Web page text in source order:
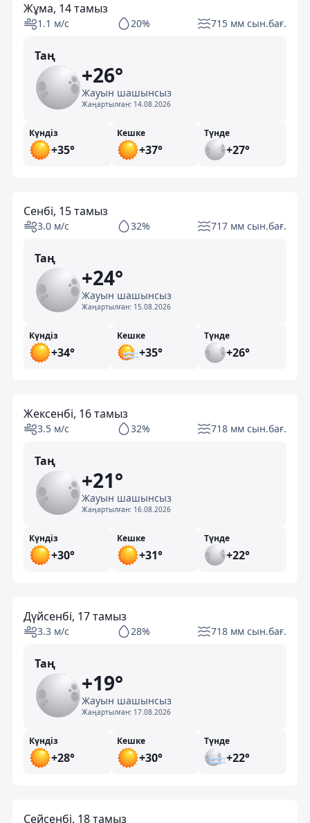
Жұма, 14 тамыз
1.1 м/с 20% 715 мм сын.бағ.
Таң
+26°
Жауын шашынсыз
Жаңартылған: 14.08.2026
Күндіз
+35°
Кешке
+37°
Түнде
+27°
Сенбі, 15 тамыз
3.0 м/с 32% 717 мм сын.бағ.
Таң
+24°
Жауын шашынсыз
Жаңартылған: 15.08.2026
Күндіз
+34°
Кешке
+35°
Түнде
+26°
Жексенбі, 16 тамыз
3.5 м/с 32% 718 мм сын.бағ.
Таң
+21°
Жауын шашынсыз
Жаңартылған: 16.08.2026
Күндіз
+30°
Кешке
+31°
Түнде
+22°
Дүйсенбі, 17 тамыз
3.3 м/с 28% 718 мм сын.бағ.
Таң
+19°
Жауын шашынсыз
Жаңартылған: 17.08.2026
Күндіз
+28°
Кешке
+30°
Түнде
+22°
Сейсенбі, 18 тамыз